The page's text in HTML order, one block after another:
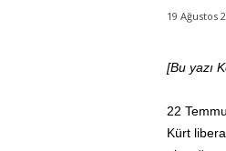
19 Ağustos
[Bu yazı
22
Kürt